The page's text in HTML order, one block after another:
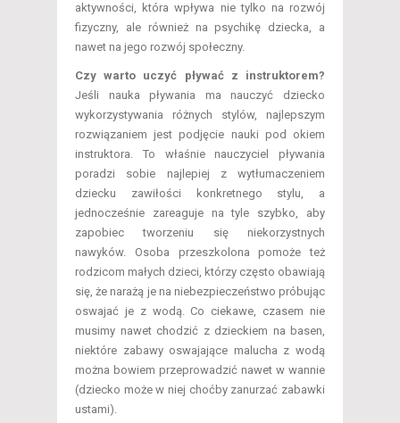
aktywności, która wpływa nie tylko na rozwój
fizyczny, ale również na psychikę dziecka, a
nawet na jego rozwój społeczny.
Czy warto uczyć pływać z instruktorem?
Jeśli nauka pływania ma nauczyć dziecko
wykorzystywania różnych stylów, najlepszym
rozwiązaniem jest podjęcie nauki pod okiem
instruktora. To właśnie nauczyciel pływania
poradzi sobie najlepiej z wytłumaczeniem
dziecku zawiłości konkretnego stylu, a
jednocześnie zareaguje na tyle szybko, aby
zapobiec tworzeniu się niekorzystnych
nawyków. Osoba przeszkolona pomoże też
rodzicom małych dzieci, którzy często obawiają
się, że narażą je na niebezpieczeństwo próbując
oswajać je z wodą. Co ciekawe, czasem nie
musimy nawet chodzić z dzieckiem na basen,
niektóre zabawy oswajające malucha z wodą
można bowiem przeprowadzić nawet w wannie
(dziecko może w niej choćby zanurzać zabawki
ustami).